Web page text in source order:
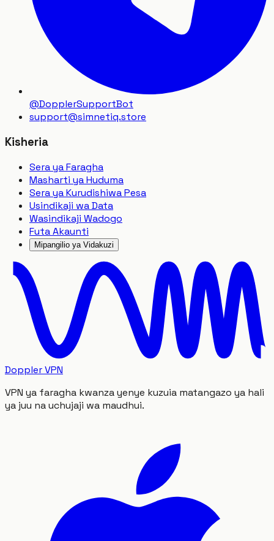
@DopplerSupportBot
support@simnetiq.store
Kisheria
Sera ya Faragha
Masharti ya Huduma
Sera ya Kurudishiwa Pesa
Usindikaji wa Data
Wasindikaji Wadogo
Futa Akaunti
Mipangilio ya Vidakuzi
Doppler VPN
VPN ya faragha kwanza yenye kuzuia matangazo ya hali
ya juu na uchujaji wa maudhui.